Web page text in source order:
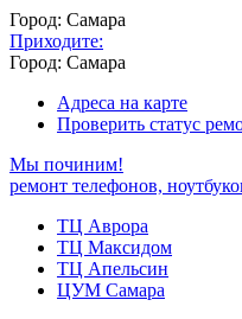
Город: Самара
Приходите:
Город: Самара
Адреса на карте
Проверить статус
Мы починим!
ремонт телефонов,
ТЦ Аврора
ТЦ Максидом
ТЦ Апельсин
ЦУМ Самара